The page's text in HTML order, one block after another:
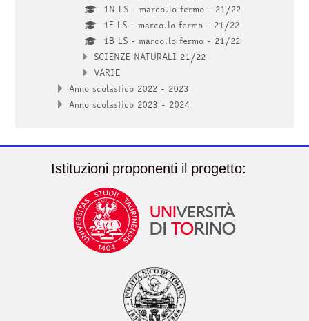
1N LS - marco.lo fermo - 21/22
1F LS - marco.lo fermo - 21/22
1B LS - marco.lo fermo - 21/22
SCIENZE NATURALI 21/22
VARIE
Anno scolastico 2022 - 2023
Anno scolastico 2023 - 2024
Istituzioni proponenti il progetto: